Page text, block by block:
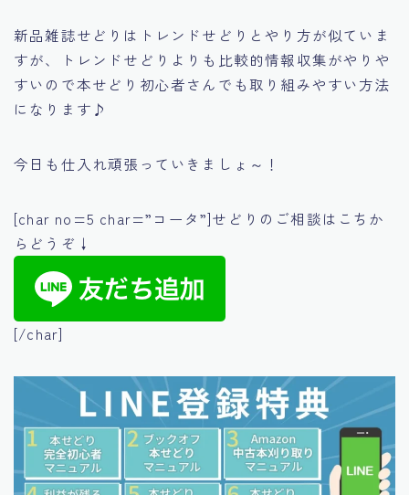
新品雑誌せどりはトレンドせどりとやり方が似ていま
すが、トレンドせどりよりも比較的情報収集がやりや
すいので本せどり初心者さんでも取り組みやすい方法
になります♪
今日も仕入れ頑張っていきましょ～！
[char no=5 char=”コータ”]せどりのご相談はこちか
らどうぞ↓
[/char]